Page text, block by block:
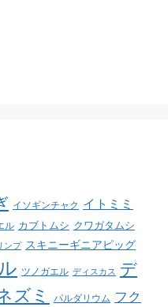
イソギンチャク イトミミ
ル カブトムシ クワガタムシ
ンプ スキニーギニアピッグ
ツノガエル ディスカス デ
ズミ パルダリウム フク